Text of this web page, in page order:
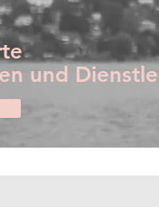
und